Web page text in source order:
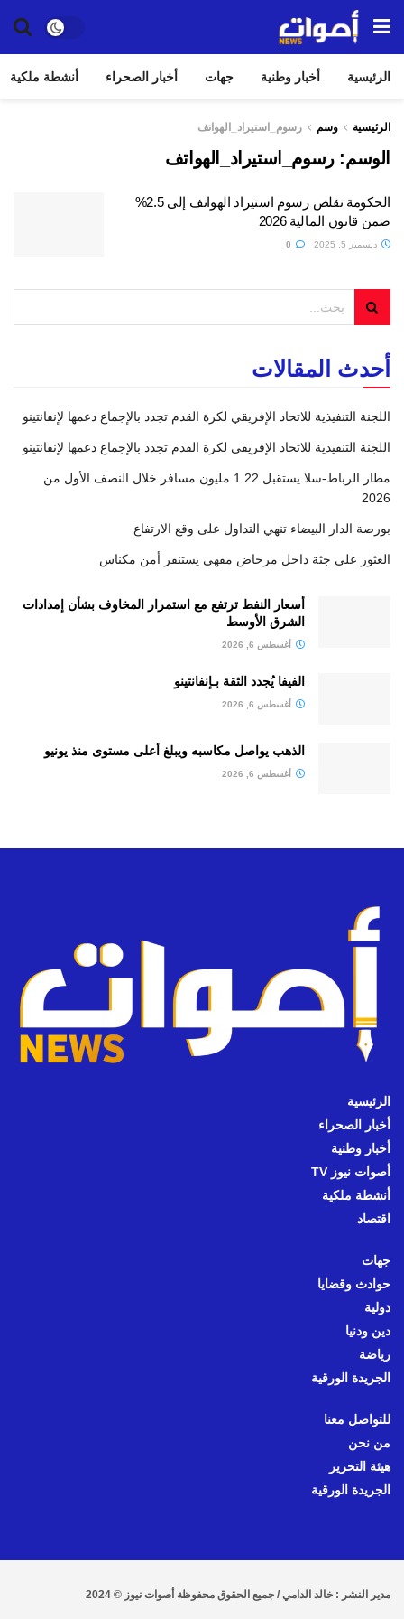
الرئيسية أخبار وطنية جهات أخبار الصحراء أنشطة ملكية
الرئيسية وسم رسوم_استيراد_الهواتف
الوسم:رسوم_استيراد_الهواتف
الحكومة تقلص رسوم استيراد الهواتف إلى 2.5%
ضمن قانون المالية 2026
ديسمبر 5, 2025
أحدث المقالات
اللجنة التنفيذية للاتحاد الإفريقي لكرة القدم تجدد بالإجماع دعمها لإنفانتينو
اللجنة التنفيذية للاتحاد الإفريقي لكرة القدم تجدد بالإجماع دعمها لإنفانتينو
مطار الرباط-سلا يستقبل 1.22 مليون مسافر خلال النصف الأول من
2026
بورصة الدار البيضاء تنهي التداول على وقع الارتفاع
العثور على جثة داخل مرحاض مقهى يستنفر أمن مكناس
أسعار النفط ترتفع مع استمرار المخاوف بشأن إمدادات
الشرق الأوسط
أغسطس 6, 2026
الفيفا يُجدد الثقة بـإنفانتينو
أغسطس 6, 2026
الذهب يواصل مكاسبه ويبلغ أعلى مستوى منذ يونيو
أغسطس 6, 2026
الرئيسية
أخبار الصحراء
أخبار وطنية
أصوات نيوز TV
أنشطة ملكية
اقتصاد
جهات
حوادث وقضايا
دولية
دين ودنيا
رياضة
الجريدة الورقية
للتواصل معنا
من نحن
هيئة التحرير
الجريدة الورقية
مدير النشر : خالد الدامي / جميع الحقوق محفوظة أصوات نيوز © 2024